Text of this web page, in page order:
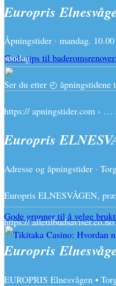
Gode tips til
Gode grunner til å velge
Europris
Åpningstider · mandag.
søndag.
Ser du etter ◴ åpningstidene
https:// apningstider.com › …
Europris
Adresse og åpningstider ·
Europris ELNESVÅGEN,
https://
Europris
EUROPRIS Elnesvågen •